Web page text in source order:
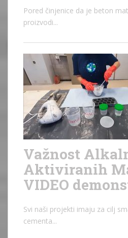
Pored činjenice da je beton
proizvodi...
Važnost
Aktiviranih
VIDEO
Svi naši projekti imaju za cilj
cementa...